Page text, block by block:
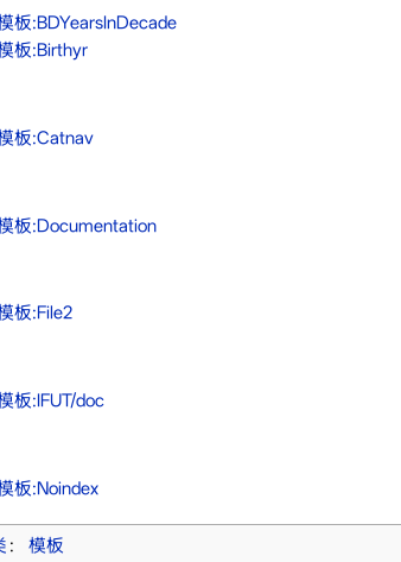
板:BDYearsInDecade
板:Birthyr
板:Catnav
板:Documentation
板:File2
板:IFUT/doc
板:Noindex
： 模板